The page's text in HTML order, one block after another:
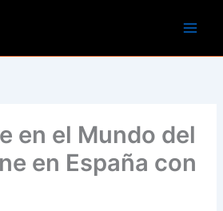
en el Mundo del
en España con